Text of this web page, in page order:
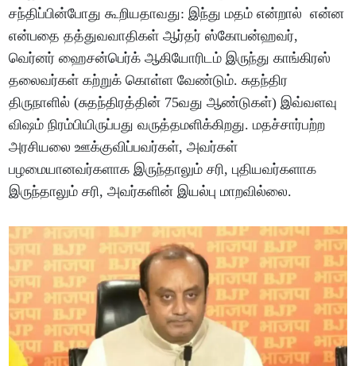
சந்திப்பின்போது கூறியதாவது: இந்து மதம் என்றால் என்ன
என்பதை தத்துவவாதிகள் ஆர்தர் ஸ்கோபன்ஹவர்,
வெர்னர் ஹைசன்பெர்க் ஆகியோரிடம் இருந்து காங்கிரஸ்
தலைவர்கள் கற்றுக் கொள்ள வேண்டும். சுதந்திர
திருநாளில் (சுதந்திரத்தின் 75வது ஆண்டுகள்) இவ்வளவு
விஷம் நிரம்பியிருப்பது வருத்தமளிக்கிறது. மதச்சார்பற்ற
அரசியலை ஊக்குவிப்பவர்கள், அவர்கள்
பழமையானவர்களாக இருந்தாலும் சரி, புதியவர்களாக
இருந்தாலும் சரி, அவர்களின் இயல்பு மாறவில்லை.